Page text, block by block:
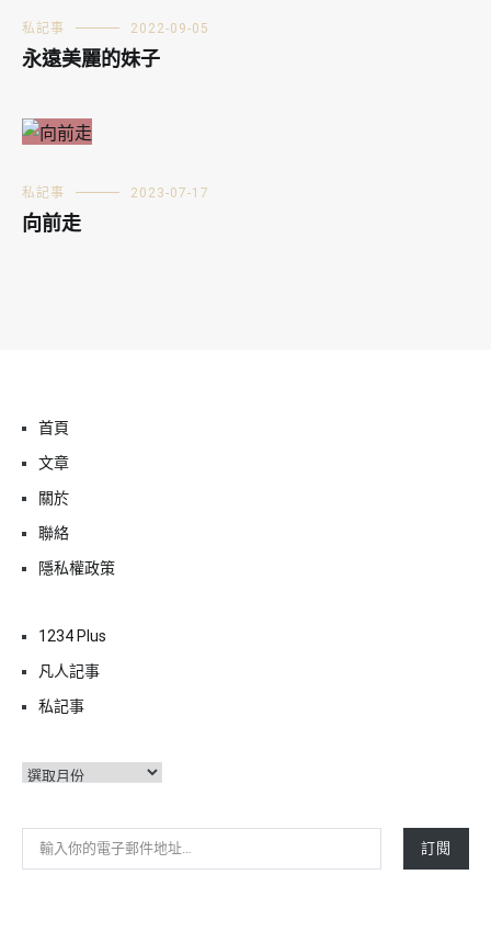
私記事 2022-09-05
永遠美麗的妹子
私記事 2023-07-17
向前走
首頁
文章
關於
聯絡
隱私權政策
1234 Plus
凡人記事
私記事
彙
輸入你的電子郵件地址…
訂閱